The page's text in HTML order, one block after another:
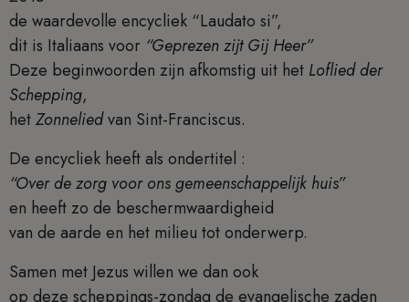
de waardevolle encycliek “Laudato si”,
dit is Italiaans voor “Geprezen zijt Gij Heer”
Deze beginwoorden zijn afkomstig uit het Loflied der
Schepping,
hetZonneliedvan Sint-Franciscus.
De encycliek heeft als ondertitel :
“Over de zorg voor ons gemeenschappelijk huis”
en heeft zo de beschermwaardigheid
van de aarde en het milieu tot onderwerp.
Samen met Jezus willen we dan ook
op deze scheppings-zondag de evangelische zaden